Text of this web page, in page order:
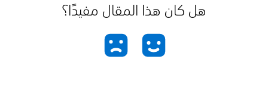
هل كان هذا المقال مفيدًا؟